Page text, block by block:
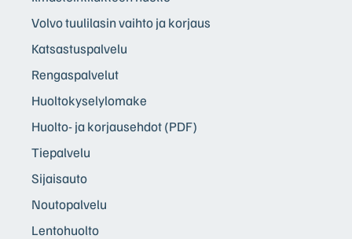
Volvo tuulilasin vaihto ja korjaus
Katsastuspalvelu
Rengaspalvelut
Huoltokyselylomake
Huolto- ja korjausehdot (PDF)
Tiepalvelu
Sijaisauto
Noutopalvelu
Lentohuolto